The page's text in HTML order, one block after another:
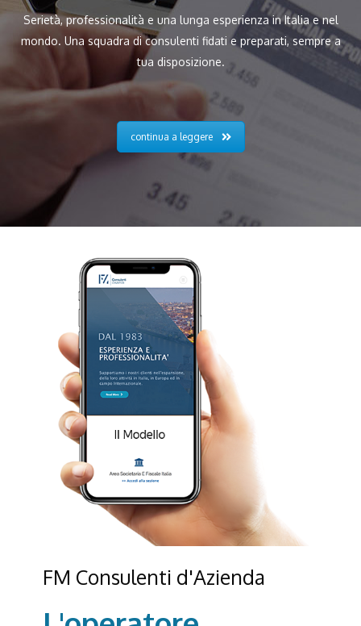
Serietà, professionalità e una lunga esperienza in Italia e nel
mondo. Una squadra di consulenti fidati e preparati, sempre a
tua disposizione.
continua a leggere
FM Consulenti d'Azienda